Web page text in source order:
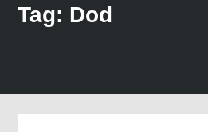
Tag: Dod